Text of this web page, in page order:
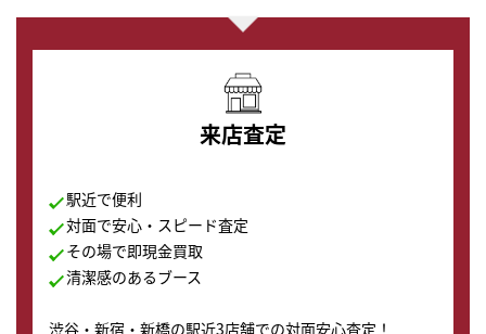
来店査定
駅近で便利
対面で安心・スピード査定
その場で即現金買取
清潔感のあるブース
渋谷・新宿・新橋の駅近3店舗での対面安心査定！